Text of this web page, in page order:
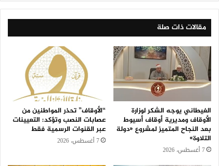
مقالات ذات صلة
الغيطاني يوجه الشكر لوزارة
الأوقاف ومديرية أوقاف أسيوط
بعد النجاح المتميز لمشروع «دولة
التلاوة»
7 أغسطس، 2026
“الأوقاف” تحذر المواطنين من
عصابات النصب وتؤكد: التعيينات
عبر القنوات الرسمية فقط
7 أغسطس، 2026